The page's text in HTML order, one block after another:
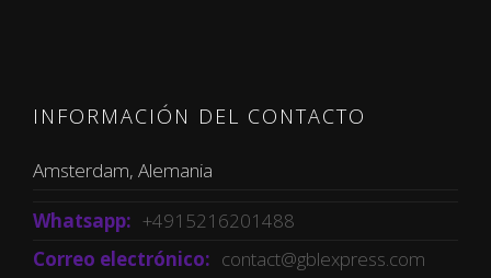
INFORMACIÓN DEL CONTACTO
Amsterdam, Alemania
Whatsapp: +4915216201488
Correo electrónico: contact@gblexpress.com